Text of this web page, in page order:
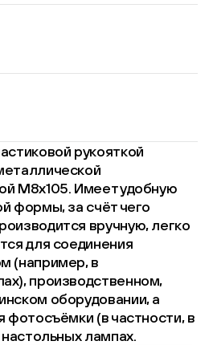
рукояткой
М8х105. Имеет удобную
формы, за счёт чего
вручную, легко
для соединения
(например, в
производственном,
оборудовании, а
фотосъёмки (в частности, в
лампах.